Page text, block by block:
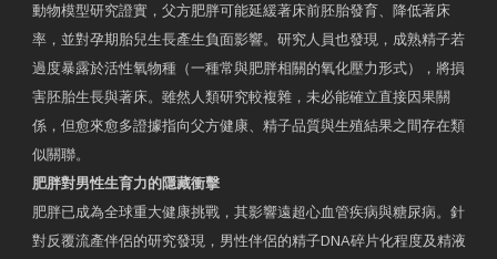
動物模型研究證實，父方肥胖可能延緩著床前胚胎發育、降低著床
率，並對孕期胎兒生長產生負面影響。研究人員也發現，成熟精子若
過度暴露於活性氧物種（一種常與肥胖相關的氧化壓力形式），將損
害胚胎生長與著床。雖然人類研究較複雜，未必能確立直接因果關
係，但愈來愈多證據指向父方健康、精子品質與生殖結果之間存在類
似關聯。
肥胖對男性生育力的隱藏衝擊
肥胖已成為全球重大健康挑戰，其影響遠超心血管疾病與糖尿病。針
對反覆流產伴侶的研究發現，男性伴侶的精子DNA碎片化程度及精液